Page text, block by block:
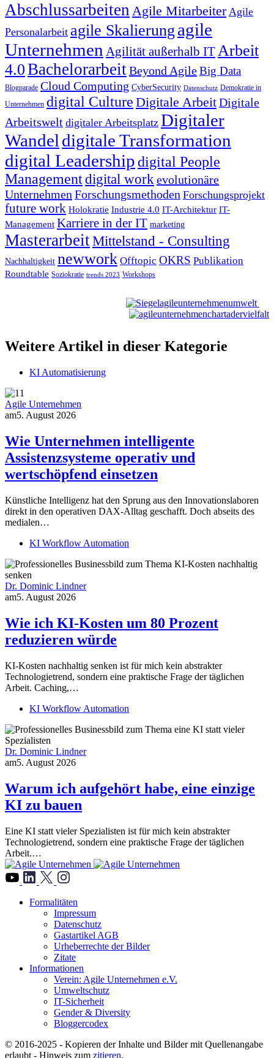
Abschlussarbeiten Agile Mitarbeiter Agile
Personalarbeit agile Skalierung agile
Unternehmen Agilität außerhalb ITArbeit
4.0BachelorarbeitBeyond AgileBig Data
Blogparade Cloud Computing CyberSecurity Datenschutz Demokratie in
Unternehmen digital Culture Digitale ArbeitDigitale
Arbeitswelt digitaler Arbeitsplatz Digitaler
Wandeldigitale Transformation
digital Leadershipdigital People
Managementdigital workevolutionäre
UnternehmenForschungsmethoden Forschungsprojekt
future work Holokratie Industrie 4.0 IT-Architektur IT-
Management Karriere in der IT marketing
MasterarbeitMittelstand - Consulting
Nachhaltigkeit newwork Offtopic OKRS Publikation
Roundtable Soziokratie trends 2023 Workshops
Weitere Artikel in dieser Kategorie
KI Automatisierung
Agile Unternehmen
am5. August 2026
Wie Unternehmen intelligente
Assistenzsysteme operativ und
wertschöpfend einsetzen
Künstliche Intelligenz hat den Sprung aus den Innovationslaboren
direkt in den operativen DAX-Alltag geschafft. Doch abseits des
medialen…
KI Workflow Automation
Dr. Dominic Lindner
am5. August 2026
Wie ich KI-Kosten um 80 Prozent
reduzieren würde
KI-Kosten nachhaltig senken ist für mich kein abstrakter
Technologietrend, sondern eine praktische Frage der täglichen
Arbeit. Caching,…
KI Workflow Automation
Dr. Dominic Lindner
am5. August 2026
Warum ich aufgehört habe, eine einzige
KI zu bauen
Eine KI statt vieler Spezialisten ist für mich kein abstrakter
Technologietrend, sondern eine praktische Frage der täglichen
Arbeit.…
Formalitäten
Impressum
Datenschutz
Gastartikel AGB
Urheberrechte der Bilder
Zitate
Informationen
Verein: Agile Unternehmen e.V.
Umweltschutz
IT-Sicherheit
Gender & Diversity
Bloggercodex
© 2016-2025 - Kopieren der Inhalte und Bilder mit Quellenangabe
erlaubt - Hinweis zum zitieren.